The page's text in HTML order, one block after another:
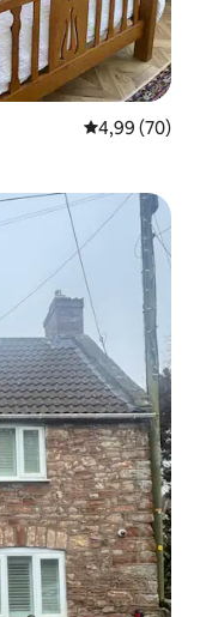
Priemerné
4,99 (70)